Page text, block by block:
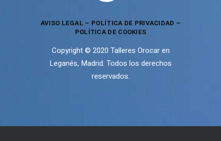
AVISO LEGAL – POLÍTICA DE PRIVACIDAD –
POLÍTICA DE COOKIES
Copyright © 2020 Talleres Orocar en
Leganés, Madrid. Todos los derechos
reservados.